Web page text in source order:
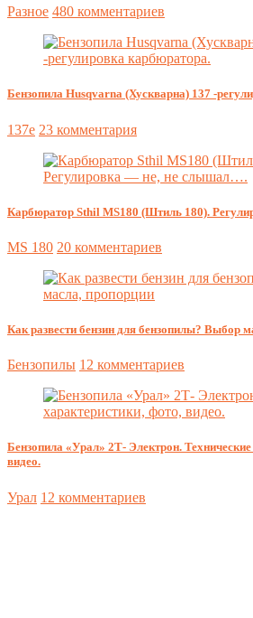
Разное 480 комментариев
Бензопила Husqvarna (Хускварна) 137 -
137e 23 комментария
Карбюратор Sthil MS180 (Штиль 180).
MS 180 20 комментариев
Как развести бензин для бензопилы? Выбор
Бензопилы 12 комментариев
Бензопила «Урал» 2Т- Электрон.
видео.
Урал 12 комментариев